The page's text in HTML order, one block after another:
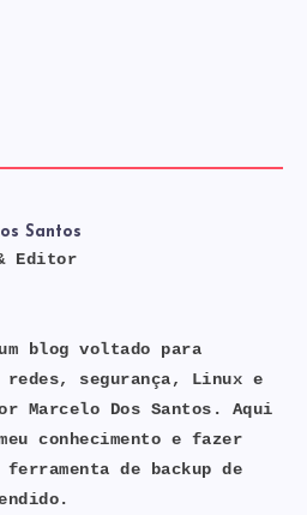
Santos
Editor
blog voltado para
segurança, Linux e
Marcelo Dos Santos. Aqui
conhecimento e fazer
ferramenta de backup de